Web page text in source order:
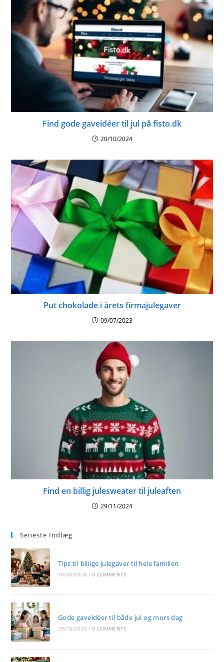
Find gode gaveidéer til jul på fisto.dk
20/10/2024
Put chokolade i årets firmajulegaver
09/07/2023
Find en billig julesweater til juleaften
29/11/2024
Seneste Indlæg
Tips til billige julegaver til hele familien
18/06/2026 / 0 COMMENTS
Gode gaveidéer til både jul og mors dag
29/10/2025 / 0 COMMENTS